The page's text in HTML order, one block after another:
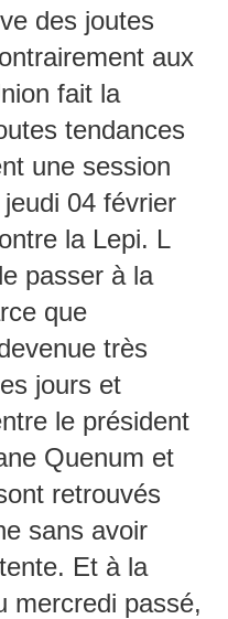
des joutes
aux
fait la
tendances
une session
04 février
la Lepi. L
passer à la
que
très
jours et
le président
Quenum et
retrouvés
sans avoir
Et à la
mercredi passé,